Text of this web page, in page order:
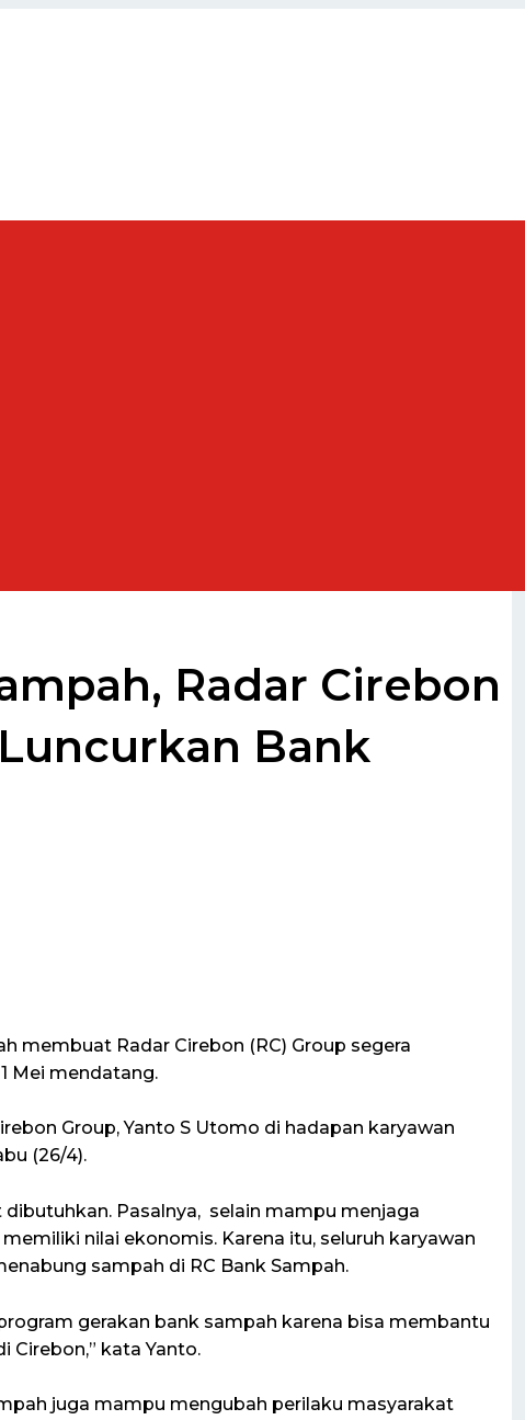
Radar Cirebon
Bank
membuat Radar Cirebon (RC) Group segera
Mei mendatang.
Group, Yanto S Utomo di hadapan karyawan
(26/4).
Pasalnya, selain mampu menjaga
nilai ekonomis. Karena itu, seluruh karyawan
sampah di RC Bank Sampah.
gerakan bank sampah karena bisa membantu
Cirebon,” kata Yanto.
juga mampu mengubah perilaku masyarakat